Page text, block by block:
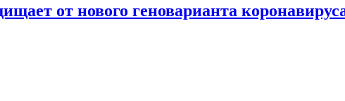
от нового геноварианта